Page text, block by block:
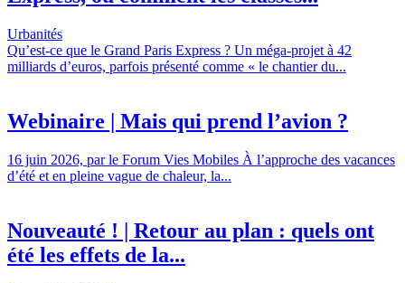
Urbanités
Qu’est-ce que le Grand Paris Express ? Un méga-projet à 42
milliards d’euros, parfois présenté comme « le chantier du...
Webinaire | Mais qui prend l’avion ?
16 juin 2026, par le Forum Vies Mobiles À l’approche des vacances
d’été et en pleine vague de chaleur, la...
Nouveauté ! | Retour au plan : quels ont
été les effets de la...